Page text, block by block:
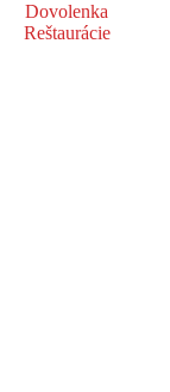
Dovolenka
Reštaurácie